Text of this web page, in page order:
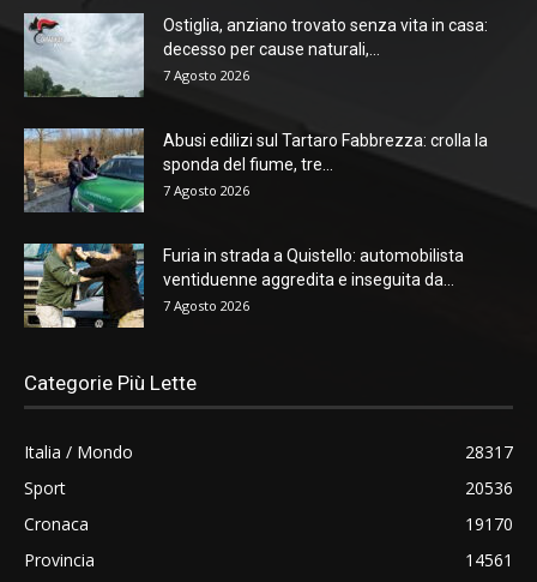
Ostiglia, anziano trovato senza vita in casa:
decesso per cause naturali,...
7 Agosto 2026
Abusi edilizi sul Tartaro Fabbrezza: crolla la
sponda del fiume, tre...
7 Agosto 2026
Furia in strada a Quistello: automobilista
ventiduenne aggredita e inseguita da...
7 Agosto 2026
Categorie Più Lette
Italia / Mondo
28317
Sport
20536
Cronaca
19170
Provincia
14561